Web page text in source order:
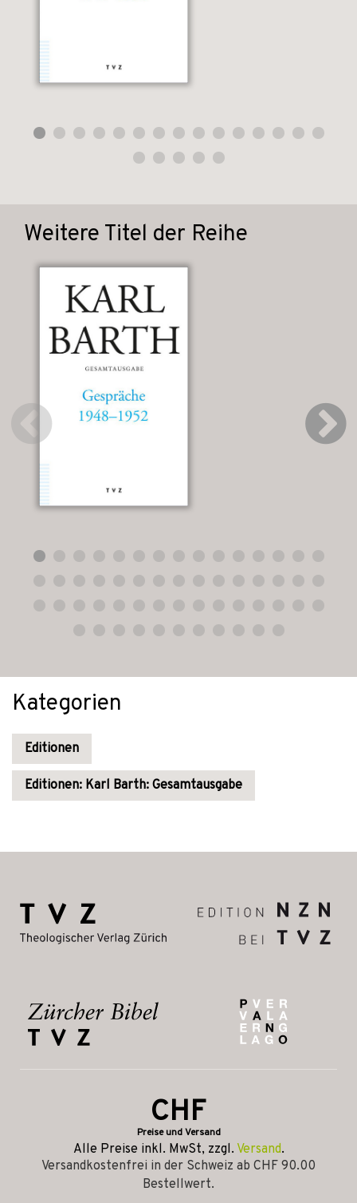
Weitere Titel der Reihe
Kategorien
Editionen
Editionen: Karl Barth: Gesamtausgabe
CHF
Preise und Versand
Alle Preise inkl. MwSt, zzgl. Versand.
Versandkostenfrei in der Schweiz ab CHF 90.00
Bestellwert.